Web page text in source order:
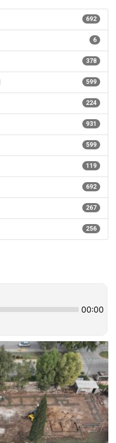
692
6
378
599
224
931
599
119
692
267
256